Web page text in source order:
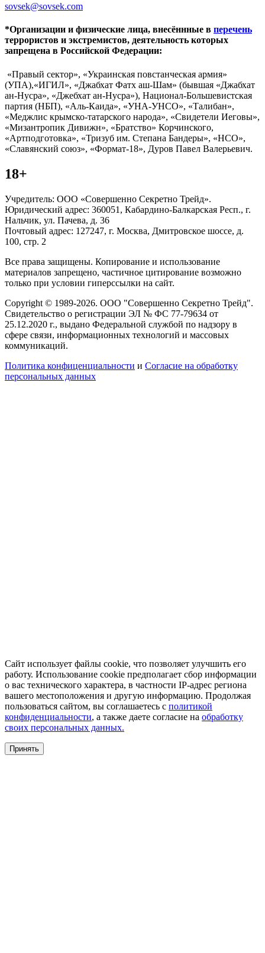
sovsek@sovsek.com
*Организации и физические лица, внесённные в перечень
террористов и экстремистов, деятельность которых
запрещена в Российской Федерации:
«Правый сектор», «Украинская повстанческая армия»
(УПА),«ИГИЛ», «Джабхат Фатх аш-Шам» (бывшая «Джабхат
ан-Нусра», «Джебхат ан-Нусра»), Национал-Большевистская
партия (НБП), «Аль-Каида», «УНА-УНСО», «Талибан»,
«Меджлис крымско-татарского народа», «Свидетели Иеговы»,
«Мизантропик Дивижн», «Братство» Корчинского,
«Артподготовка», «Тризуб им. Степана Бандеры», «НСО»,
«Славянский союз», «Формат-18», Дуров Павел Валерьевич.
18+
Учредитель: ООО «Совершенно Секретно Трейд».
Юридический адрес: 360051, Кабардино-Балкарская Респ., г.
Нальчик, ул. Пачева, д. 36
Почтовый адрес: 127247, г. Москва, Дмитровское шоссе, д.
100, стр. 2
Все права защищены. Копирование и использование
материалов запрещено, частичное цитирование возможно
только при условии гиперссылки на сайт.
Copyright © 1989-2026. ООО "Совершенно Секретно Трейд".
Свидетельство о регистрации ЭЛ № ФС 77-79634 от
25.12.2020 г., выдано Федеральной службой по надзору в
сфере связи, информационных технологий и массовых
коммуникаций.
Политика конфиценциальности и Согласие на обработку
персональных данных
Сайт использует файлы cookie, что позволяет улучшить его
работу. Использование cookie предполагает сбор информации
о вас технического характера, в частности IP-адрес региона
вашего местоположения и другую информацию. Продолжая
пользоваться сайтом, вы соглашаетесь с политикой
конфиденциальности, а также даете согласие на обработку
своих персональных данных.
Принять